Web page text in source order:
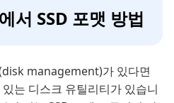
서 SSD 포맷 방법
management)가 있다면
는 디스크 유틸리티가 있습니